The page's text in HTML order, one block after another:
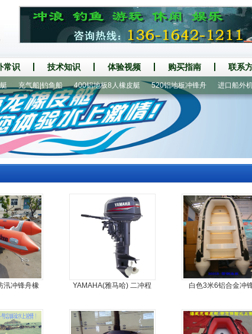
常识 技术知识 体验视频 购买指南 联系
充气船|钓鱼船 400铝地板8人橡皮艇 520铝地板冲锋舟 进口船外机
汛冲锋舟橡
YAMAHA(雅马哈) 二冲程
白色3米6铝合金冲